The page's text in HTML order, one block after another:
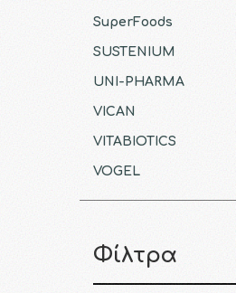
SuperFoods
SUSTENIUM
UNI-PHARMA
VICAN
VITABIOTICS
VOGEL
Φίλτρα